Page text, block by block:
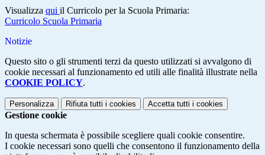
Visualizza qui il Curricolo per la Scuola Primaria:
Curricolo Scuola Primaria
Notizie
Questo sito o gli strumenti terzi da questo utilizzati si avvalgono di
cookie necessari al funzionamento ed utili alle finalità illustrate nella
COOKIE POLICY.
Personalizza Rifiuta tutti i cookies Accetta tutti i cookies
Gestione cookie
In questa schermata è possibile scegliere quali cookie consentire.
I cookie necessari sono quelli che consentono il funzionamento della